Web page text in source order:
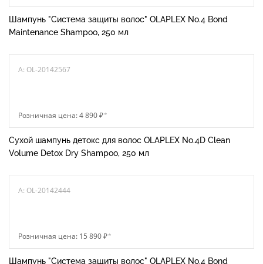
Шампунь "Система защиты волос" OLAPLEX No.4 Bond
Maintenance Shampoo, 250 мл
A: OL-20142567
Розничная цена: 4 890 ₽*
Сухой шампунь детокс для волос OLAPLEX No.4D Clean
Volume Detox Dry Shampoo, 250 мл
A: OL-20142444
Розничная цена: 15 890 ₽*
Шампунь "Система защиты волос" OLAPLEX No.4 Bond